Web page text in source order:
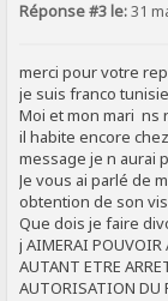
Réponse #3 le:31
merci pour votre
je suis franco
Moi et mon mari ns
il habite encore
message je n aurai
Je vous ai parlé de
obtention de son
Que dois je faire
j AIMERAI POUVOIR
AUTANT ETRE
AUTORISATION DU